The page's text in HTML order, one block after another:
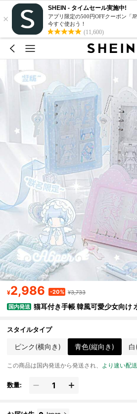
×
SHEIN - タイムセール実施中!
アプリ限定の500円OFFクーポン「
今すぐ使おう！
(11,600)
¥2,986 -20% ¥3,733
国内発送 猫耳付き手帳 韓風可愛少女向け
スタイルタイプ
ピンク(横向き) 青色(縦向き)
この商品は国内発送から発送され、 より速い配送
数量: